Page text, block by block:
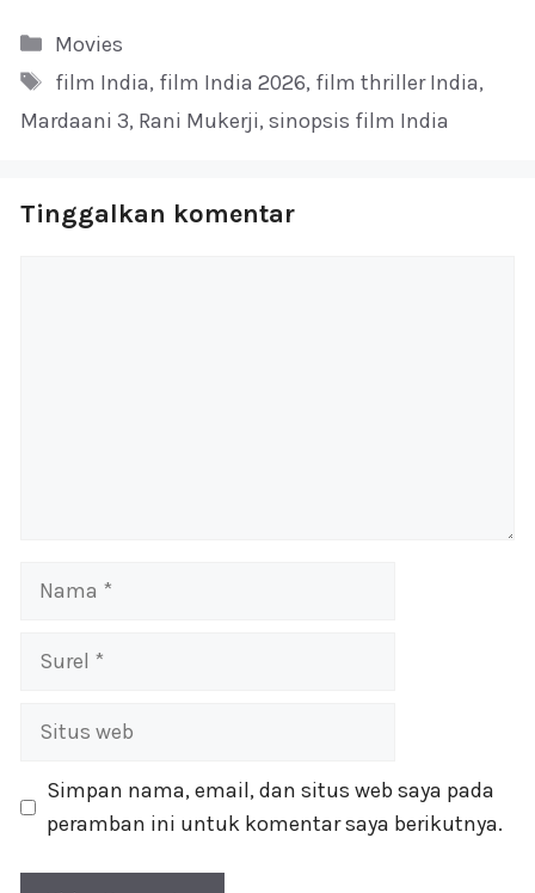
Kategori
Movies
Tag
film India, film India 2026, film thriller India,
Mardaani 3, Rani Mukerji, sinopsis film India
Tinggalkan komentar
Nama
Surel
Situs
Simpan nama, email, dan situs web saya pada
peramban ini untuk komentar saya berikutnya.